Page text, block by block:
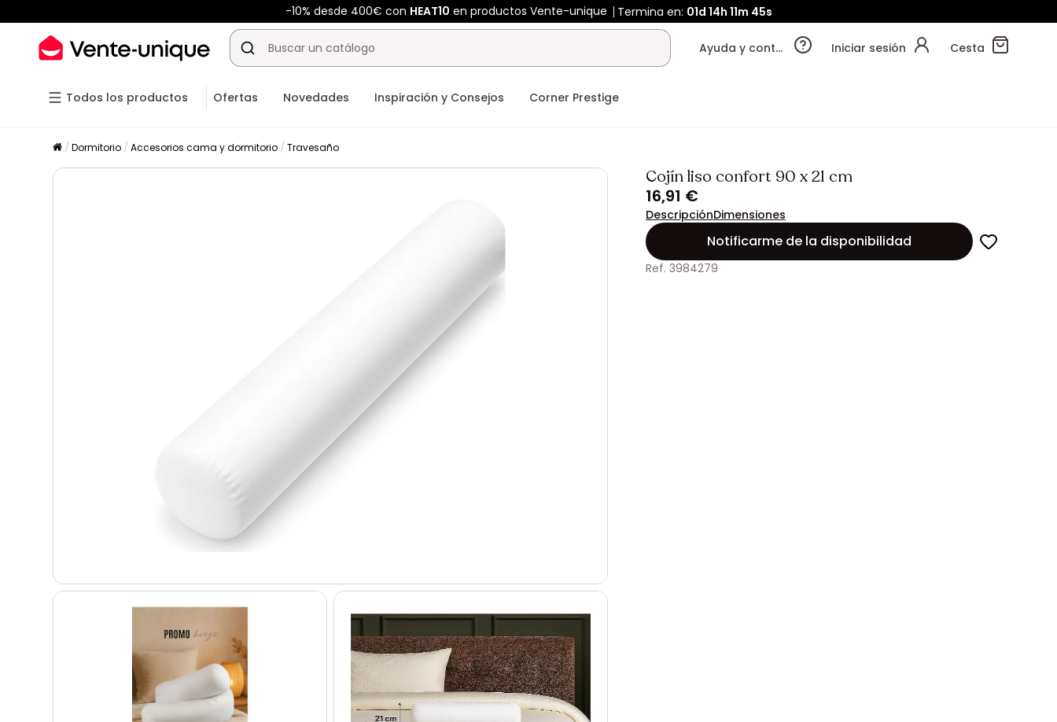
-10% desde 400€ con HEAT10 en productos Vente-unique Termina en: 01d 14h 11m 43s
Ayuda y contacto Iniciar sesión Cesta
Todos los productos Ofertas Novedades Inspiración y Consejos Corner Prestige
Dormitorio Accesorios cama y dormitorio Travesaño
Cojín liso confort 90 x 21 cm
16,91 €
DescripciónDimensiones
Notificarme de la disponibilidad
Ref. 3984279